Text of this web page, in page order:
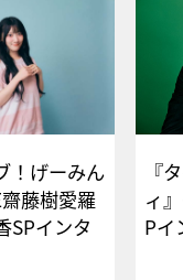
！げーみん
藤樹愛羅
SPインタ
『
ィ
P